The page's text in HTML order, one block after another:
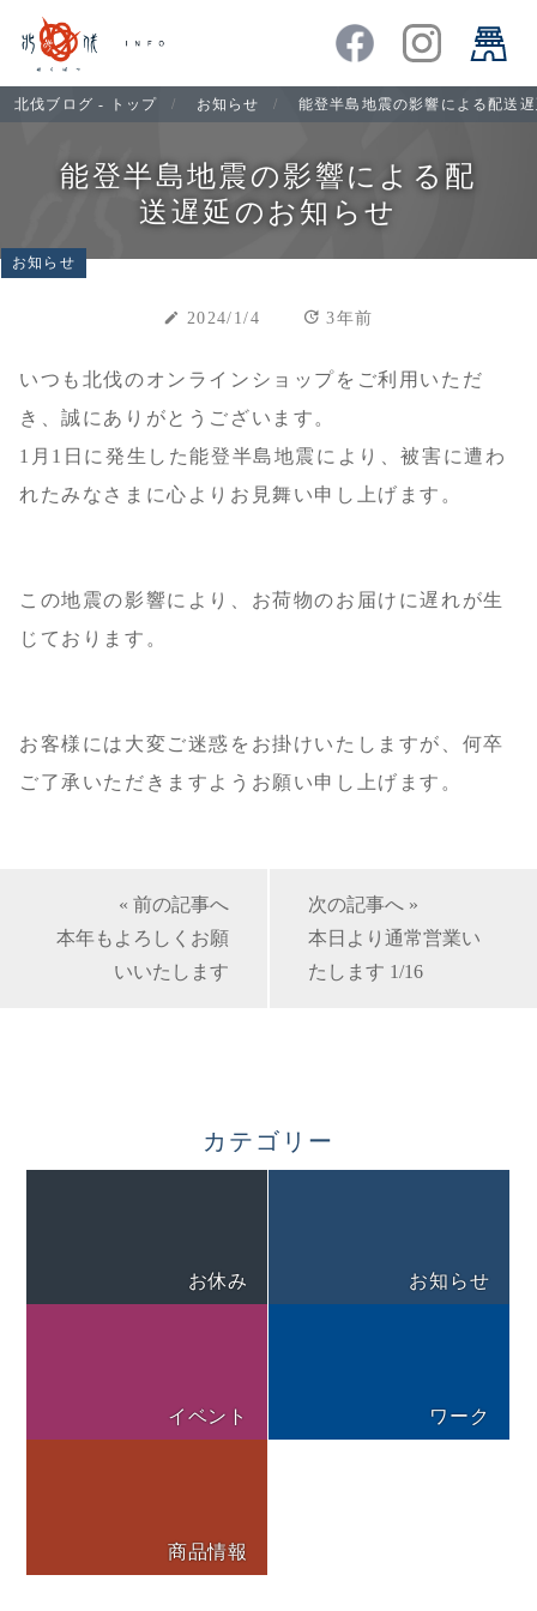
北伐ブログ - トップ お知らせ 能登半島地震の影響による配送
能登半島地震の影響による配
送遅延のお知らせ
お知らせ
create 2024/1/4 update 3年前
いつも北伐のオンラインショップをご利用いただ
き、誠にありがとうございます。
1月1日に発生した能登半島地震により、被害に遭わ
れたみなさまに心よりお見舞い申し上げます。
この地震の影響により、お荷物のお届けに遅れが生
じております。
お客様には大変ご迷惑をお掛けいたしますが、何卒
ご了承いただきますようお願い申し上げます。
« 前の記事へ
本年もよろしくお願
いいたします
次の記事へ »
本日より通常営業い
たします 1/16
カテゴリー
お休み お知らせ
イベント ワーク
商品情報